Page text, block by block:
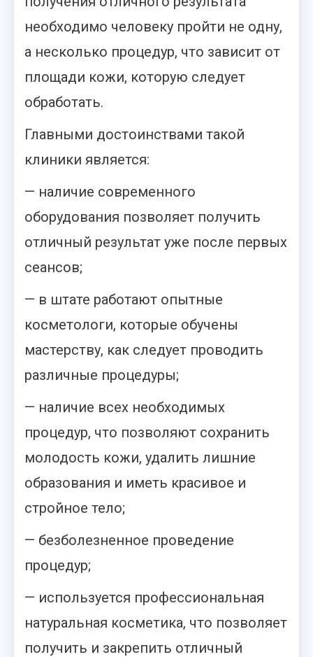
необходимо человеку пройти не одну,
а несколько процедур, что зависит от
площади кожи, которую следует
обработать.
Главными достоинствами такой
клиники является:
— наличие современного
оборудования позволяет получить
отличный результат уже после первых
сеансов;
— в штате работают опытные
косметологи, которые обучены
мастерству, как следует проводить
различные процедуры;
— наличие всех необходимых
процедур, что позволяют сохранить
молодость кожи, удалить лишние
образования и иметь красивое и
стройное тело;
— безболезненное проведение
процедур;
— используется профессиональная
натуральная косметика, что позволяет
получить и закрепить отличный